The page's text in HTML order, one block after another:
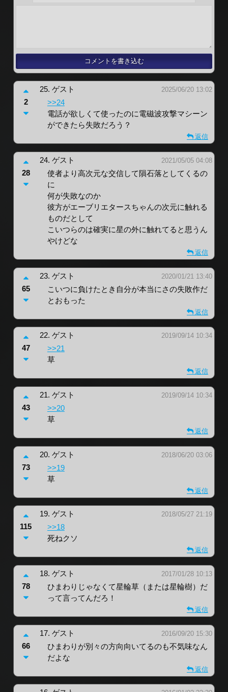
25.ゲスト 2025/06/20 13:02
>>24
電話が欲しくて使ったのに電磁波攻撃マシーン
ができたら失敗だろう？
2
返信
24.ゲスト 2021/05/05 04:08
使者より高次元な交信して隕石落としてくるの
に
何が失敗なのか
彼方がエーブリエタースちゃんの次元に触れる
ものだとして
こいつらのは確実に星の外に触れてると思うん
やけどな
28
返信
23.ゲスト 2020/01/21 13:40
こいつに負けたとき自分が本当にさの失敗作だ
とおもった
65
返信
22.ゲスト 2019/09/14 10:34
>>21
草
47
返信
21.ゲスト 2019/09/14 10:34
>>20
草
43
返信
20.ゲスト 2018/06/20 03:06
>>19
草
73
返信
19.ゲスト 2018/05/27 21:19
>>18
死ねクソ
115
返信
18.ゲスト 2017/01/28 10:13
ひまわりじゃなくて星輪草（または星輪樹）だ
って言ってんだろ！
78
返信
17.ゲスト 2016/09/20 15:30
ひまわりが別々の方向向いてるのも不気味なん
だよな
66
返信